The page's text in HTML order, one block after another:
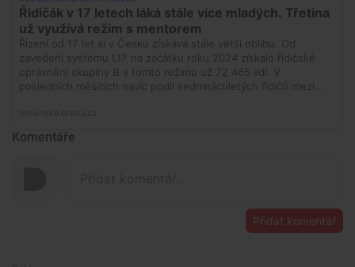
Komentáře
Přidat komentář